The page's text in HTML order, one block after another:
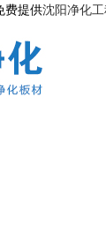
费提供沈阳净化